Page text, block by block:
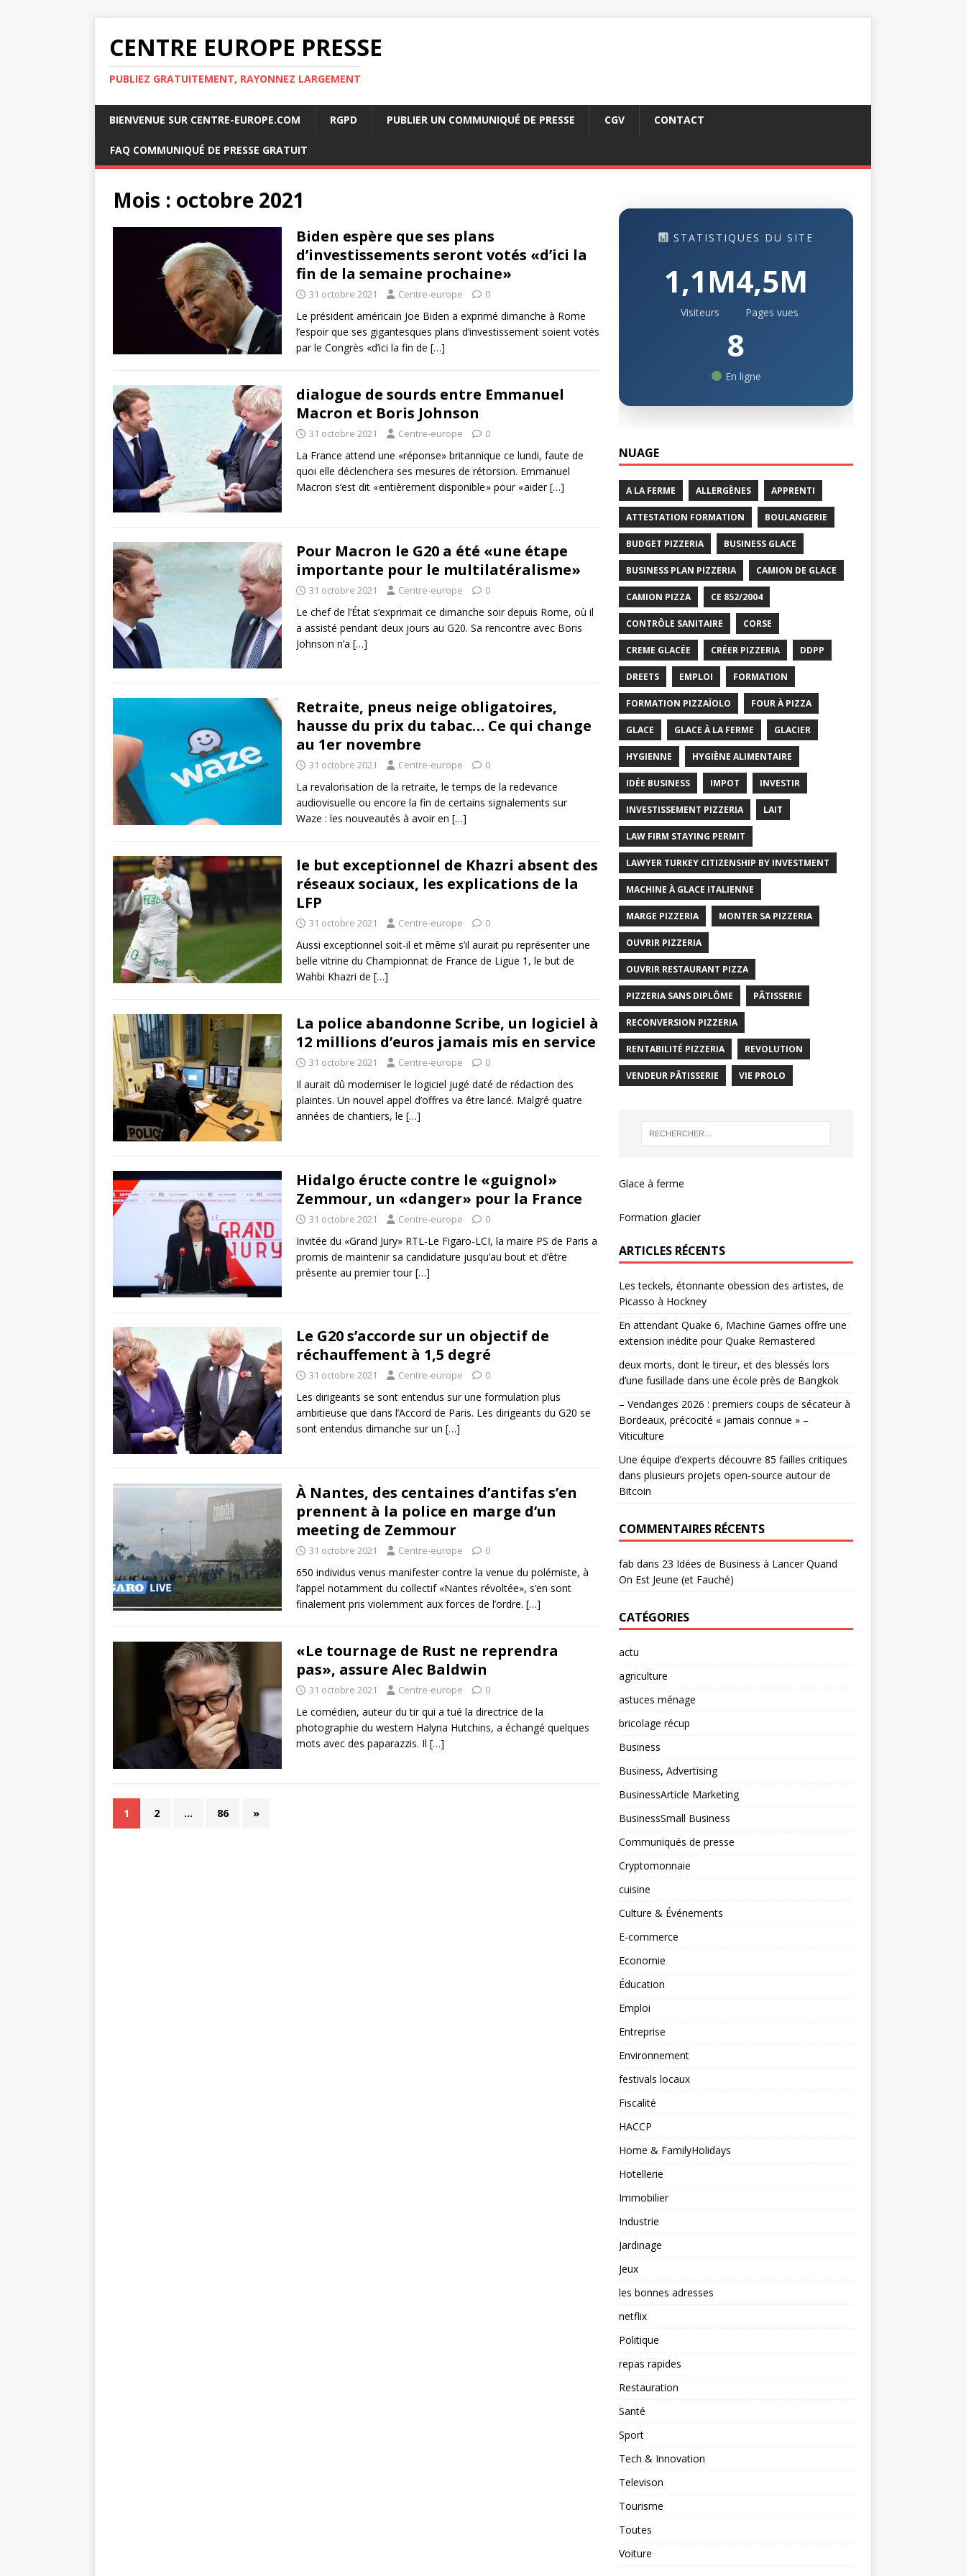
CENTRE EUROPE PRESSE
PUBLIEZ GRATUITEMENT, RAYONNEZ LARGEMENT
BIENVENUE SUR CENTRE-EUROPE.COM RGPD PUBLIER UN COMMUNIQUÉ DE PRESSE CGV CONTACT
FAQ COMMUNIQUÉ DE PRESSE GRATUIT
Mois : octobre 2021
Biden espère que ses plans
d’investissements seront votés «d’ici la
fin de la semaine prochaine»
31 octobre 2021 Centre-europe 0
Le président américain Joe Biden a exprimé dimanche à Rome
l’espoir que ses gigantesques plans d’investissement soient votés
par le Congrès «d’ici la fin de […]
dialogue de sourds entre Emmanuel
Macron et Boris Johnson
31 octobre 2021 Centre-europe 0
La France attend une «réponse» britannique ce lundi, faute de
quoi elle déclenchera ses mesures de rétorsion. Emmanuel
Macron s’est dit « entièrement disponible » pour « aider[…]
Pour Macron le G20 a été «une étape
importante pour le multilatéralisme»
31 octobre 2021 Centre-europe 0
Le chef de l’État s’exprimait ce dimanche soir depuis Rome, où il
a assisté pendant deux jours au G20. Sa rencontre avec Boris
Johnson n’a […]
Retraite, pneus neige obligatoires,
hausse du prix du tabac… Ce qui change
au 1er novembre
31 octobre 2021 Centre-europe 0
La revalorisation de la retraite, le temps de la redevance
audiovisuelle ou encore la fin de certains signalements sur
Waze : les nouveautés à avoir en […]
le but exceptionnel de Khazri absent des
réseaux sociaux, les explications de la
LFP
31 octobre 2021 Centre-europe 0
Aussi exceptionnel soit-il et même s’il aurait pu représenter une
belle vitrine du Championnat de France de Ligue 1, le but de
Wahbi Khazri de […]
La police abandonne Scribe, un logiciel à
12 millions d’euros jamais mis en service
31 octobre 2021 Centre-europe 0
Il aurait dû moderniser le logiciel jugé daté de rédaction des
plaintes. Un nouvel appel d’offres va être lancé. Malgré quatre
années de chantiers, le […]
Hidalgo éructe contre le «guignol»
Zemmour, un «danger» pour la France
31 octobre 2021 Centre-europe 0
Invitée du «Grand Jury» RTL-Le Figaro-LCI, la maire PS de Paris a
promis de maintenir sa candidature jusqu’au bout et d’être
présente au premier tour[…]
Le G20 s’accorde sur un objectif de
réchauffement à 1,5 degré
31 octobre 2021 Centre-europe 0
Les dirigeants se sont entendus sur une formulation plus
ambitieuse que dans l’Accord de Paris. Les dirigeants du G20 se
sont entendus dimanche sur un […]
À Nantes, des centaines d’antifas s’en
prennent à la police en marge d’un
meeting de Zemmour
31 octobre 2021 Centre-europe 0
650 individus venus manifester contre la venue du polémiste, à
l’appel notamment du collectif «Nantes révoltée», s’en sont
finalement pris violemment aux forces de l’ordre. […]
«Le tournage de Rust ne reprendra
pas», assure Alec Baldwin
31 octobre 2021 Centre-europe 0
Le comédien, auteur du tir qui a tué la directrice de la
photographie du western Halyna Hutchins, a échangé quelques
mots avec des paparazzis. Il […]
1 2 … 86 »
STATISTIQUES DU SITE
1,1M
Visiteurs
4,5M
Pages vues
8
En ligne
NUAGE
A LA FERME ALLERGÈNES APPRENTI
ATTESTATION FORMATION BOULANGERIE
BUDGET PIZZERIA BUSINESS GLACE
BUSINESS PLAN PIZZERIA CAMION DE GLACE
CAMION PIZZA CE 852/2004
CONTRÔLE SANITAIRE CORSE
CREME GLACÉE CRÉER PIZZERIA DDPP
DREETS EMPLOI FORMATION
FORMATION PIZZAÏOLO FOUR À PIZZA
GLACE GLACE À LA FERME GLACIER
HYGIENNE HYGIÈNE ALIMENTAIRE
IDÉE BUSINESS IMPOT INVESTIR
INVESTISSEMENT PIZZERIA LAIT
LAW FIRM STAYING PERMIT
LAWYER TURKEY CITIZENSHIP BY INVESTMENT
MACHINE À GLACE ITALIENNE
MARGE PIZZERIA MONTER SA PIZZERIA
OUVRIR PIZZERIA
OUVRIR RESTAURANT PIZZA
PIZZERIA SANS DIPLÔME PÂTISSERIE
RECONVERSION PIZZERIA
RENTABILITÉ PIZZERIA REVOLUTION
VENDEUR PÂTISSERIE VIE PROLO
Glace à ferme
Formation glacier
ARTICLES RÉCENTS
Les teckels, étonnante obession des artistes, de
Picasso à Hockney
En attendant Quake 6, Machine Games offre une
extension inédite pour Quake Remastered
deux morts, dont le tireur, et des blessés lors
d’une fusillade dans une école près de Bangkok
– Vendanges 2026 : premiers coups de sécateur à
Bordeaux, précocité « jamais connue » –
Viticulture
Une équipe d’experts découvre 85 failles critiques
dans plusieurs projets open-source autour de
Bitcoin
COMMENTAIRES RÉCENTS
fab dans 23 Idées de Business à Lancer Quand
On Est Jeune (et Fauché)
CATÉGORIES
actu
agriculture
astuces ménage
bricolage récup
Business
Business, Advertising
BusinessArticle Marketing
BusinessSmall Business
Communiqués de presse
Cryptomonnaie
cuisine
Culture & Événements
E-commerce
Economie
Éducation
Emploi
Entreprise
Environnement
festivals locaux
Fiscalité
HACCP
Home & FamilyHolidays
Hotellerie
Immobilier
Industrie
Jardinage
Jeux
les bonnes adresses
netflix
Politique
repas rapides
Restauration
Santé
Sport
Tech & Innovation
Televison
Tourisme
Toutes
Voiture